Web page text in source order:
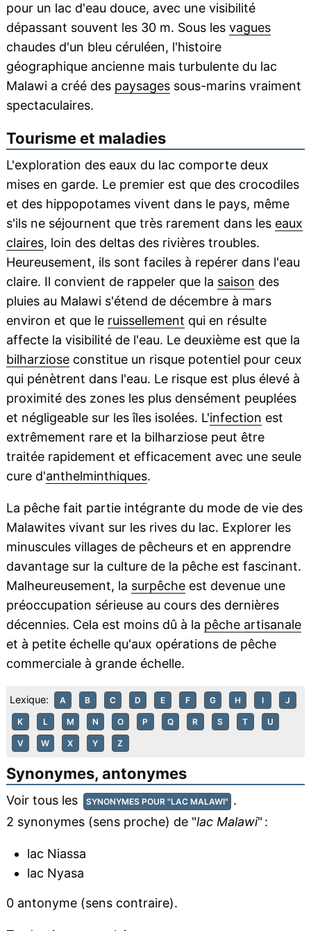
pour un lac d'eau douce, avec une visibilité
dépassant souvent les 30 m. Sous les vagues
chaudes d'un bleu céruléen, l'histoire
géographique ancienne mais turbulente du lac
Malawi a créé des paysagessous-marins vraiment
spectaculaires.
Tourisme et maladies
L'exploration des eaux du lac comporte deux
mises en garde. Le premier est que des crocodiles
et des hippopotames vivent dans le pays, même
s'ils ne séjournent que très rarement dans les eaux
claires, loin des deltas des rivières troubles.
Heureusement, ils sont faciles à repérer dans l'eau
claire. Il convient de rappeler que la saison des
pluies au Malawi s'étend de décembre à mars
environ et que le ruissellement qui en résulte
affecte la visibilité de l'eau. Le deuxième est que la
bilharzioseconstitue un risque potentiel pour ceux
qui pénètrent dans l'eau. Le risque est plus élevé à
proximité des zones les plus densément peuplées
et négligeable sur les îles isolées. L'infection est
extrêmement rare et la bilharziose peut être
traitée rapidement et efficacement avec une seule
cure d'anthelminthiques.
La pêche fait partie intégrante du mode de vie des
Malawites vivant sur les rives du lac. Explorer les
minuscules villages de pêcheurs et en apprendre
davantage sur la culture de la pêche est fascinant.
Malheureusement, la surpêcheest devenue une
préoccupation sérieuse au cours des dernières
décennies. Cela est moins dû à la pêche artisanale
et à petite échelle qu'aux opérations de pêche
commerciale à grande échelle.
Lexique: A B C D E F G H I J
K L M N O P Q R S T U
V W X Y Z
Synonymes, antonymes
Voir tous les SYNONYMES POUR "LAC MALAWI" .
2 synonymes (sens proche) de "lac Malawi" :
lac Niassa
lac Nyasa
0 antonyme (sens contraire).